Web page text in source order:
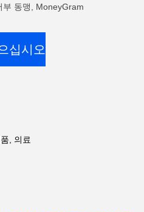
부 동맹, MoneyGram
십시오
, 의료